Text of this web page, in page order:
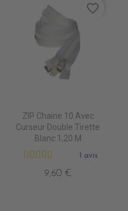
ZIP Chaine 10 Avec
Curseur Double Tirette
Blanc 1,20 M
1 avis
9,60 €
favorite_border